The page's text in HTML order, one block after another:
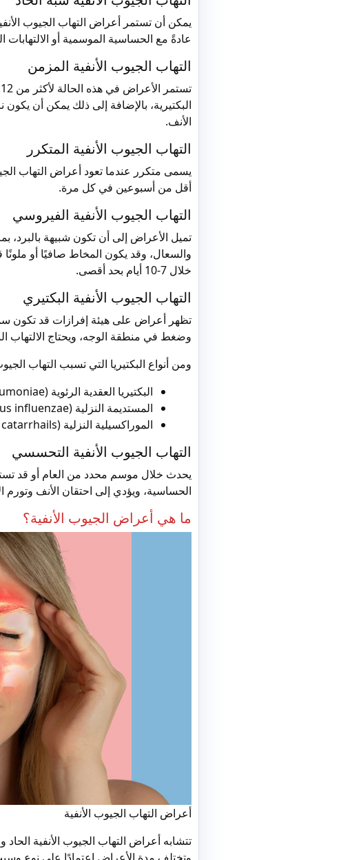
عادةً مع الحساسية الموسمية أو الالتهابات
التهاب الجيوب الأنفية المزمن
البكتيرية، بالإضافة إلى ذلك يمكن أن
الأنف.
التهاب الجيوب الأنفية المتكرر
يسمى متكرر عندما تعود أعراض التهاب
أقل من أسبوعين في كل مرة.
التهاب الجيوب الأنفية الفيروسي
تميل الأعراض إلى أن تكون شبيهة بالبرد،
والسعال، وقد يكون المخاط صافيًا أو
خلال 7-10 أيام بحد أقصى.
التهاب الجيوب الأنفية البكتيري
تظهر أعراض على هيئة إفرازات قد تكون
وضغط في منطقة الوجه، ويحتاج الالتهاب
ومن أنواع البكتيريا التي تسبب التهاب
البكتيريا العقدية الرئوية (Streptococcus pneumoniae).
المستديمة النزلية (Hemophilus influenzae).
الموراكسيلية النزلية (Moraxella catarrhails).
التهاب الجيوب الأنفية التحسسي
يحدث خلال موسم محدد من العام أو قد
الحساسية، ويؤدي إلى احتقان الأنف وتورم
ما هي أعراض الجيوب الأنفية؟
أعراض التهاب الجيوب الأنفية
تتشابه أعراض التهاب الجيوب الأنفية